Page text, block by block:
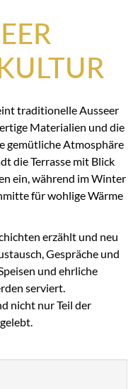
traditionelle Ausseer
Materialien und die
gemütliche Atmosphäre
die Terrasse mit Blick
ein, während im Winter
für wohlige Wärme
erzählt und neu
Gespräche und
und ehrliche
serviert.
nicht nur Teil der